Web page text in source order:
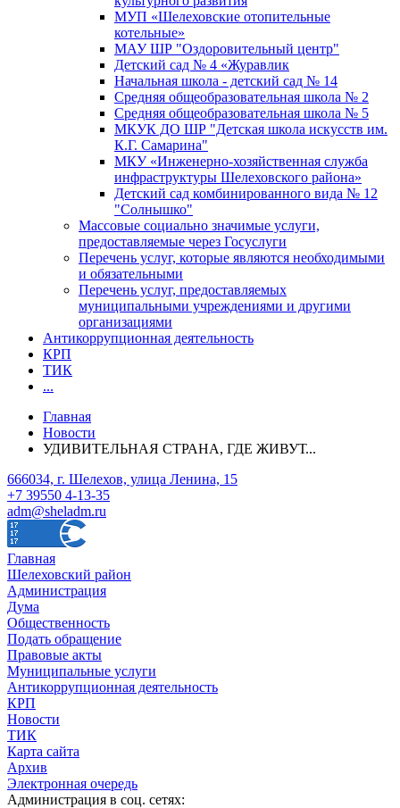
МУП «Шелеховские отопительные
котельные»
МАУ ШР "Оздоровительный центр"
Детский сад № 4 «Журавлик
Начальная школа - детский сад № 14
Средняя общеобразовательная школа № 2
Средняя общеобразовательная школа № 5
МКУК ДО ШР "Детская школа искусств им.
К.Г. Самарина"
МКУ «Инженерно-хозяйственная служба
инфраструктуры Шелеховского района»
Детский сад комбинированного вида № 12
"Солнышко"
Массовые социально значимые услуги,
предоставляемые через Госуслуги
Перечень услуг, которые являются необходимыми
и обязательными
Перечень услуг, предоставляемых
муниципальными учреждениями и другими
организациями
Антикоррупционная деятельность
КРП
ТИК
...
Главная
Новости
УДИВИТЕЛЬНАЯ СТРАНА, ГДЕ ЖИВУТ...
666034, г. Шелехов, улица Ленина, 15
+7 39550 4-13-35
adm@sheladm.ru
Главная
Шелеховский район
Администрация
Дума
Общественность
Подать обращение
Правовые акты
Муниципальные услуги
Антикоррупционная деятельность
КРП
Новости
ТИК
Карта сайта
Архив
Электронная очередь
Администрация в соц. сетях: